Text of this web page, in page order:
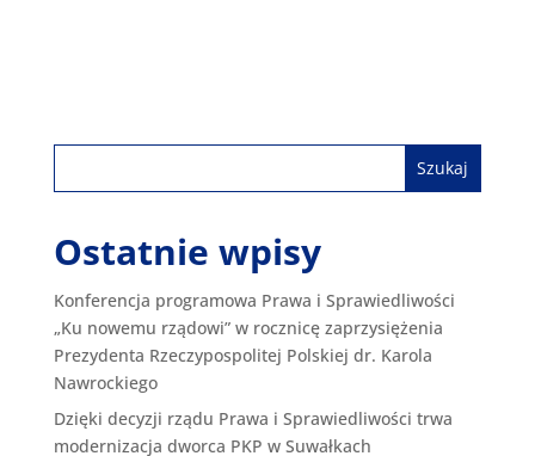
Ostatnie wpisy
Konferencja programowa Prawa i Sprawiedliwości
„Ku nowemu rządowi” w rocznicę zaprzysiężenia
Prezydenta Rzeczypospolitej Polskiej dr. Karola
Nawrockiego
Dzięki decyzji rządu Prawa i Sprawiedliwości trwa
modernizacja dworca PKP w Suwałkach